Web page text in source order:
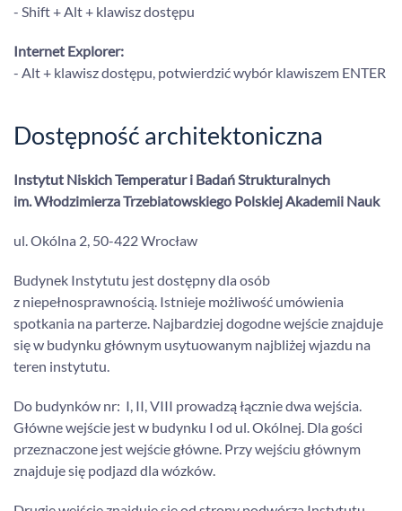
- Shift + Alt + klawisz dostępu
Internet Explorer:
- Alt + klawisz dostępu, potwierdzić wybór klawiszem ENTER
Dostępność architektoniczna
Instytut Niskich Temperatur i Badań Strukturalnych
im. Włodzimierza Trzebiatowskiego Polskiej Akademii Nauk
ul. Okólna 2, 50-422 Wrocław
Budynek Instytutu jest dostępny dla osób
z niepełnosprawnością. Istnieje możliwość umówienia
spotkania na parterze. Najbardziej dogodne wejście znajduje
się w budynku głównym usytuowanym najbliżej wjazdu na
teren instytutu.
Do budynków nr: I, II, VIII prowadzą łącznie dwa wejścia.
Główne wejście jest w budynku I od ul. Okólnej. Dla gości
przeznaczone jest wejście główne. Przy wejściu głównym
znajduje się podjazd dla wózków.